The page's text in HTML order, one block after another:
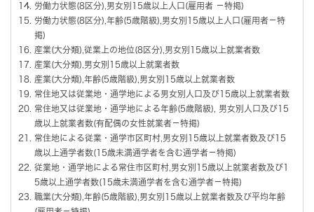
労働力状態(8区分),男女別15歳以上人口(雇用者 －特掲)
労働力状態(8区分),年齢(5歳階級),男女別15歳以上人口(雇用者－特
掲)
産業(大分類),従業上の地位(8区分),男女別15歳以上就業者数
産業(大分類),男女別15歳以上就業者数
産業(大分類),年齢(5歳階級),男女別15歳以上就業者数
常住地又は従業地・通学地による男女別人口及び15歳以上就業者数
常住地又は従業地・通学地による年齢(5歳階級), 男女別人口及び15
歳以上就業者数(有配偶の女性就業者－特掲)
常住地による従業・通学市区町村,男女別15歳以上就業者数及び15
歳以上通学者数(15歳未満通学者を含む通学者－特掲)
従業地・通学地による常住市区町村,男女別15歳以上就業者数及び1
5歳以上通学者数(15歳未満通学者を含む通学者－特掲)
職業(大分類),年齢(5歳階級),男女別15歳以上就業者数及び平均年齢